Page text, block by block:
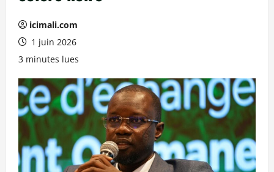
icimali.com
1 juin 2026
3 minutes lues